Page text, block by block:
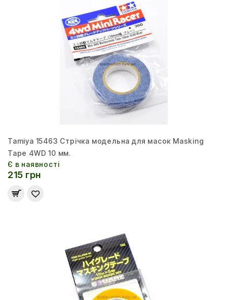
Tamiya 15463 Стрічка модельна для масок Masking
Tape 4WD 10 мм.
Є в наявності
215 грн